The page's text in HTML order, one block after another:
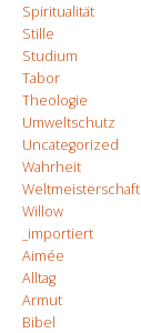
Spiritualität
Stille
Studium
Tabor
Theologie
Umweltschutz
Uncategorized
Wahrheit
Weltmeisterschaft
Willow
_importiert
Aimée
Alltag
Armut
Bibel